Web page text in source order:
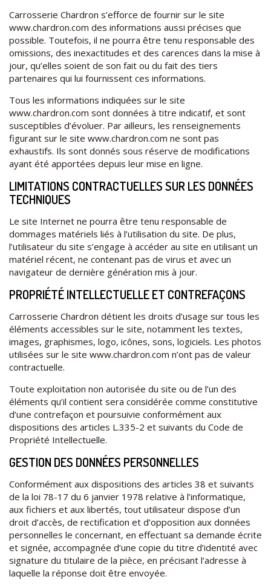
Carrosserie Chardron s’efforce de fournir sur le site
www.chardron.com des informations aussi précises que
possible. Toutefois, il ne pourra être tenu responsable des
omissions, des inexactitudes et des carences dans la mise à
jour, qu’elles soient de son fait ou du fait des tiers
partenaires qui lui fournissent ces informations.
Tous les informations indiquées sur le site
www.chardron.com sont données à titre indicatif, et sont
susceptibles d’évoluer. Par ailleurs, les renseignements
figurant sur le site www.chardron.com ne sont pas
exhaustifs. Ils sont donnés sous réserve de modifications
ayant été apportées depuis leur mise en ligne.
LIMITATIONS CONTRACTUELLES SUR LES DONNÉES
TECHNIQUES
Le site Internet ne pourra être tenu responsable de
dommages matériels liés à l’utilisation du site. De plus,
l’utilisateur du site s’engage à accéder au site en utilisant un
matériel récent, ne contenant pas de virus et avec un
navigateur de dernière génération mis à jour.
PROPRIÉTÉ INTELLECTUELLE ET CONTREFAÇONS
Carrosserie Chardron détient les droits d’usage sur tous les
éléments accessibles sur le site, notamment les textes,
images, graphismes, logo, icônes, sons, logiciels. Les photos
utilisées sur le site www.chardron.com n’ont pas de valeur
contractuelle.
Toute exploitation non autorisée du site ou de l’un des
éléments qu’il contient sera considérée comme constitutive
d’une contrefaçon et poursuivie conformément aux
dispositions des articles L.335-2 et suivants du Code de
Propriété Intellectuelle.
GESTION DES DONNÉES PERSONNELLES
Conformément aux dispositions des articles 38 et suivants
de la loi 78-17 du 6 janvier 1978 relative à l’informatique,
aux fichiers et aux libertés, tout utilisateur dispose d’un
droit d’accès, de rectification et d’opposition aux données
personnelles le concernant, en effectuant sa demande écrite
et signée, accompagnée d’une copie du titre d’identité avec
signature du titulaire de la pièce, en précisant l’adresse à
laquelle la réponse doit être envoyée.